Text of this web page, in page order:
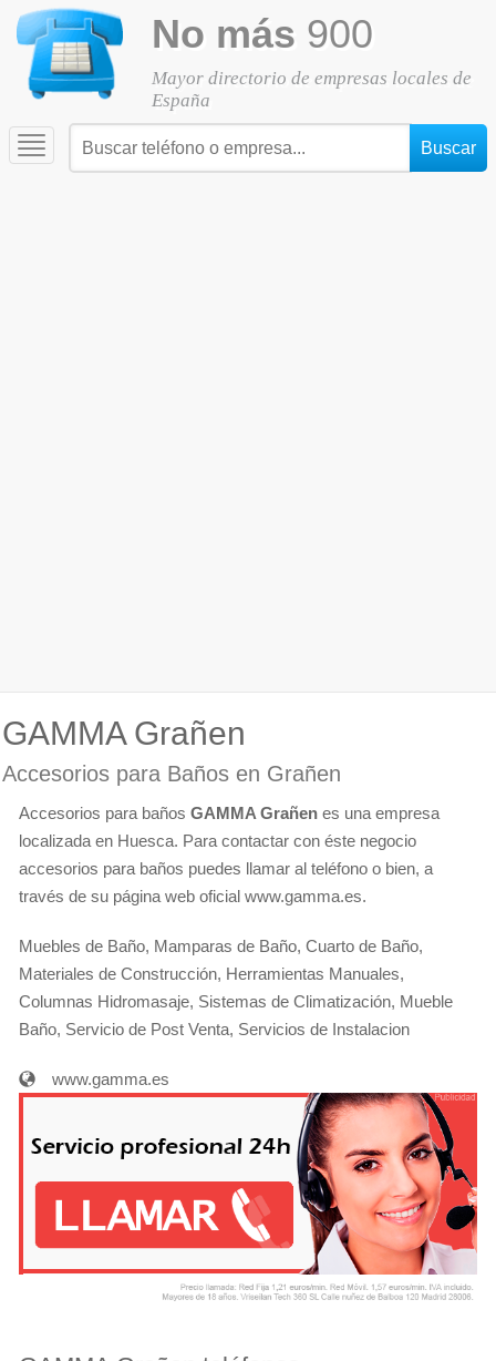
No más 900
Mayor directorio de empresas locales de
España
Toggle
navigation
GAMMA Grañen
Accesorios para Baños en Grañen
Accesorios para baños GAMMA Grañen es una empresa
localizada en Huesca. Para contactar con éste negocio
accesorios para baños puedes llamar al teléfono o bien, a
través de su página web oficial www.gamma.es.
Muebles de Baño, Mamparas de Baño, Cuarto de Baño,
Materiales de Construcción, Herramientas Manuales,
Columnas Hidromasaje, Sistemas de Climatización, Mueble
Baño, Servicio de Post Venta, Servicios de Instalacion
www.gamma.es